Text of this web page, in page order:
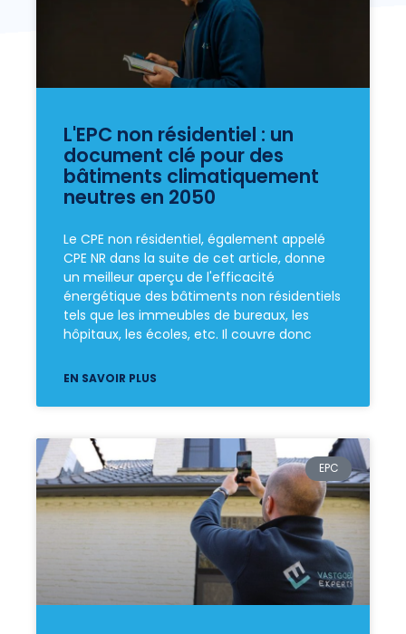
L'EPC non résidentiel : un
document clé pour des
bâtiments climatiquement
neutres en 2050
Le CPE non résidentiel, également appelé
CPE NR dans la suite de cet article, donne
un meilleur aperçu de l'efficacité
énergétique des bâtiments non résidentiels
tels que les immeubles de bureaux, les
hôpitaux, les écoles, etc. Il couvre donc
EN SAVOIR PLUS
EPC